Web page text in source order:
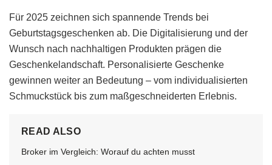
Für 2025 zeichnen sich spannende Trends bei
Geburtstagsgeschenken ab. Die Digitalisierung und der
Wunsch nach nachhaltigen Produkten prägen die
Geschenkelandschaft. Personalisierte Geschenke
gewinnen weiter an Bedeutung – vom individualisierten
Schmuckstück bis zum maßgeschneiderten Erlebnis.
READ ALSO
Broker im Vergleich: Worauf du achten musst